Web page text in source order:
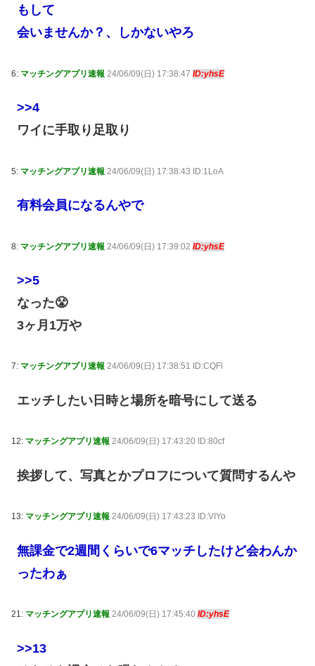
もして
会いませんか？、しかないやろ
6: マッチングアプリ速報 24/06/09(日) 17:38:47 ID:yhsE
>>4
ワイに手取り足取り
5: マッチングアプリ速報 24/06/09(日) 17:38:43 ID:1LoA
有料会員になるんやで
8: マッチングアプリ速報 24/06/09(日) 17:39:02 ID:yhsE
>>5
なった😤
3ヶ月1万や
7: マッチングアプリ速報 24/06/09(日) 17:38:51 ID:CQFl
エッチしたい日時と場所を暗号にして送る
12: マッチングアプリ速報 24/06/09(日) 17:43:20 ID:80cf
挨拶して、写真とかプロフについて質問するんや
13: マッチングアプリ速報 24/06/09(日) 17:43:23 ID:VIYo
無課金で2週間くらいで6マッチしたけど会わんか
ったわぁ
21: マッチングアプリ速報 24/06/09(日) 17:45:40 ID:yhsE
>>13